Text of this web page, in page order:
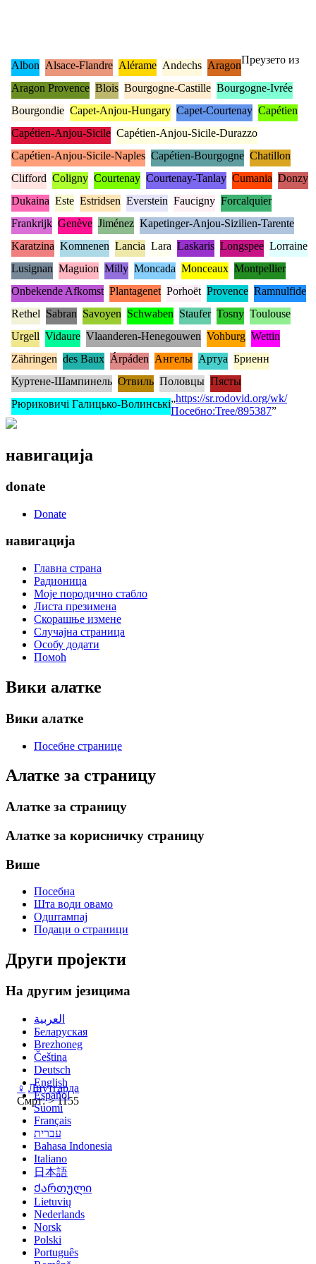
♀ Лиутгарда
Смрт: > 1155
Albon Alsace-Flandre Alérame Andechs Aragon
Aragon Provence Blois Bourgogne-Castille Bourgogne-Ivrée
Bourgondie Capet-Anjou-Hungary Capet-Courtenay Capétien
Capétien-Anjou-Sicile Capétien-Anjou-Sicile-Durazzo
Capétien-Anjou-Sicile-Naples Capétien-Bourgogne Chatillon
Clifford Coligny Courtenay Courtenay-Tanlay Cumania Donzy
Dukaina Este Estridsen Everstein Faucigny Forcalquier
Frankrijk Genève Jiménez Kapetinger-Anjou-Sizilien-Tarente
Karatzina Komnenen Lancia Lara Laskaris Longspee Lorraine
Lusignan Maguion Milly Moncada Monceaux Montpellier
Onbekende Afkomst Plantagenet Porhoët Provence Ramnulfide
Rethel Sabran Savoyen Schwaben Staufer Tosny Toulouse
Urgell Vidaure Vlaanderen-Henegouwen Vohburg Wettin
Zähringen des Baux Árpáden Ангелы Артуа Бриенн
Куртене-Шампинель Отвиль Половцы Пясты
Рюриковичі Галицько-Волинські
Преузето из
„https://sr.rodovid.org/wk/
Посебно:Tree/895387”
навигација
donate
Donate
навигација
Главна страна
Радионица
Моје породично стабло
Листа презимена
Скорашње измене
Случајна страница
Особу додати
Помоћ
Вики алатке
Вики алатке
Посебне странице
Алатке за страницу
Алатке за страницу
Алатке за корисничку страницу
Више
Посебна
Шта води овамо
Одштампај
Подаци о страници
Други пројекти
На другим језицима
العربية
Беларуская
Brezhoneg
Čeština
Deutsch
English
Español
Suomi
Français
עברית
Bahasa Indonesia
Italiano
日本語
Ქართული
Lietuvių
Nederlands
Norsk
Polski
Português